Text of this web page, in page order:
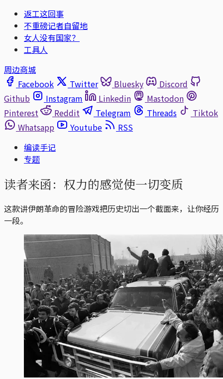
返工这回事
不重磅记者自留地
女人没有国家？
工具人
周边商城
Facebook
Twitter Bluesky
Discord
Github
Instagram Linkedin
Mastodon
Pinterest
Reddit Telegram Threads
Tiktok
Whatsapp
Youtube
RSS
编读手记
专题
读者来函：权力的感觉使一切变质
这款讲伊朗革命的冒险游戏把历史切出一个截面来，让你经历
一段。